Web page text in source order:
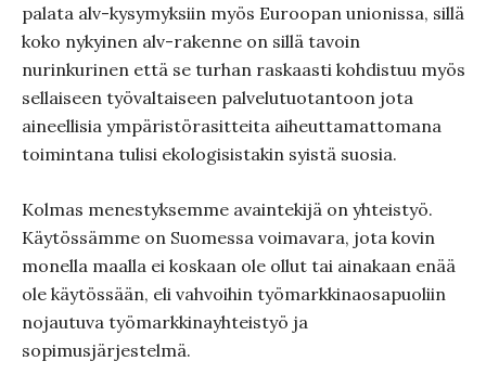
palata alv-kysymyksiin myös Euroopan unionissa, sillä
koko nykyinen alv-rakenne on sillä tavoin
nurinkurinen että se turhan raskaasti kohdistuu myös
sellaiseen työvaltaiseen palvelutuotantoon jota
aineellisia ympäristörasitteita aiheuttamattomana
toimintana tulisi ekologisistakin syistä suosia.
Kolmas menestyksemme avaintekijä on yhteistyö.
Käytössämme on Suomessa voimavara, jota kovin
monella maalla ei koskaan ole ollut tai ainakaan enää
ole käytössään, eli vahvoihin työmarkkinaosapuoliin
nojautuva työmarkkinayhteistyö ja
sopimusjärjestelmä.